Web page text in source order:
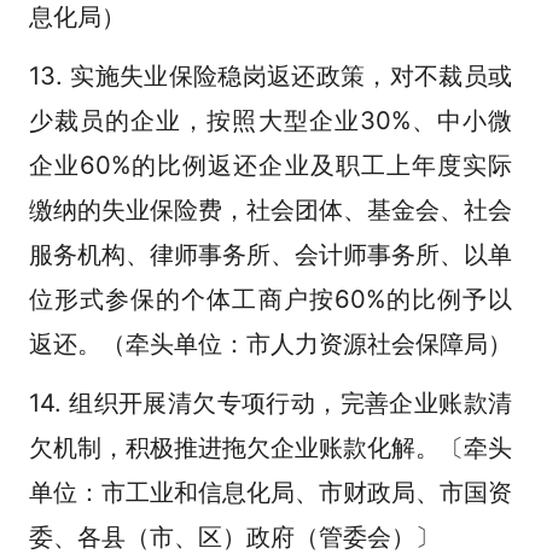
息化局）
13. 实施失业保险稳岗返还政策，对不裁员或
少裁员的企业，按照大型企业30%、中小微
企业60%的比例返还企业及职工上年度实际
缴纳的失业保险费，社会团体、基金会、社会
服务机构、律师事务所、会计师事务所、以单
位形式参保的个体工商户按60%的比例予以
返还。（牵头单位：市人力资源社会保障局）
14. 组织开展清欠专项行动，完善企业账款清
欠机制，积极推进拖欠企业账款化解。〔牵头
单位：市工业和信息化局、市财政局、市国资
委、各县（市、区）政府（管委会）〕